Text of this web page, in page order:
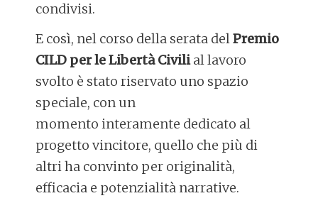
condivisi.
E così, nel corso della serata delPremio
CILD per le Libertà Civilial lavoro
svolto è stato riservato uno spazio
speciale, con un
momento interamente dedicato al
progetto vincitore, quello che più di
altri ha convinto per originalità,
efficacia e potenzialità narrative.